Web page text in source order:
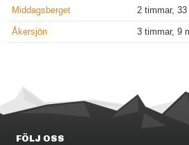
Middagsberget 2 timmar,
Åkersjön 3 timmar, 9
FÖLJ OSS